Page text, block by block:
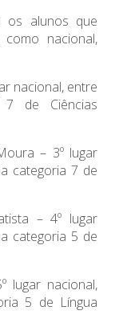
os alunos que
nacional,
nacional, entre
7 de Ciências
– 3º lugar
categoria 7 de
– 4º lugar
categoria 5 de
lugar nacional,
5 de Língua